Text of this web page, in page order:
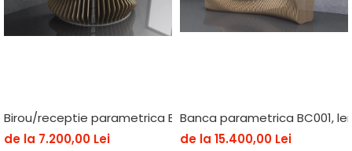
Birou/receptie parametrica BP007, lemn
de la 7.200,00 Lei
Banca parametrica BC001,
de la 15.400,00 Lei